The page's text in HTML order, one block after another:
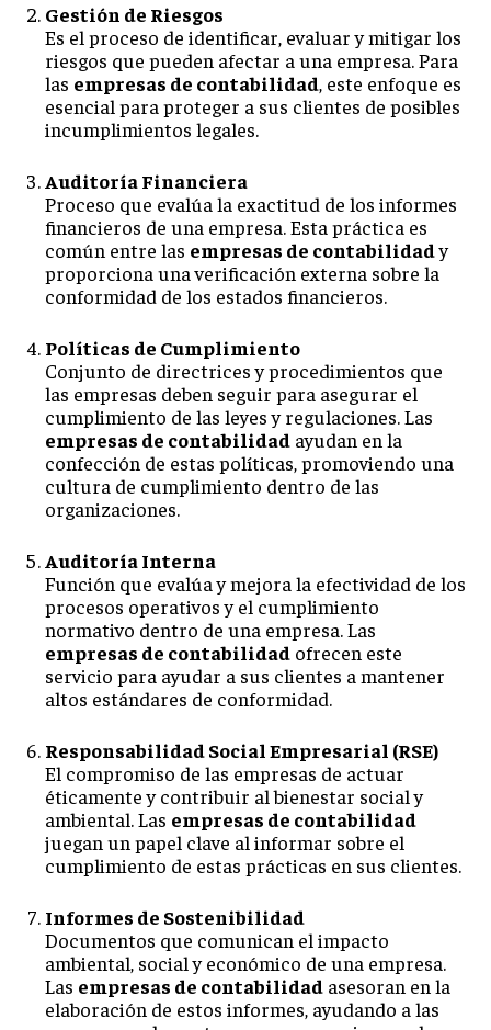
Gestión de Riesgos
Es el proceso de identificar, evaluar y mitigar los
riesgos que pueden afectar a una empresa. Para
las empresas de contabilidad, este enfoque es
esencial para proteger a sus clientes de posibles
incumplimientos legales.
Auditoría Financiera
Proceso que evalúa la exactitud de los informes
financieros de una empresa. Esta práctica es
común entre las empresas de contabilidady
proporciona una verificación externa sobre la
conformidad de los estados financieros.
Políticas de Cumplimiento
Conjunto de directrices y procedimientos que
las empresas deben seguir para asegurar el
cumplimiento de las leyes y regulaciones. Las
empresas de contabilidad ayudan en la
confección de estas políticas, promoviendo una
cultura de cumplimiento dentro de las
organizaciones.
Auditoría Interna
Función que evalúa y mejora la efectividad de los
procesos operativos y el cumplimiento
normativo dentro de una empresa. Las
empresas de contabilidad ofrecen este
servicio para ayudar a sus clientes a mantener
altos estándares de conformidad.
Responsabilidad Social Empresarial (RSE)
El compromiso de las empresas de actuar
éticamente y contribuir al bienestar social y
ambiental. Las empresas de contabilidad
juegan un papel clave al informar sobre el
cumplimiento de estas prácticas en sus clientes.
Informes de Sostenibilidad
Documentos que comunican el impacto
ambiental, social y económico de una empresa.
Las empresas de contabilidad asesoran en la
elaboración de estos informes, ayudando a las